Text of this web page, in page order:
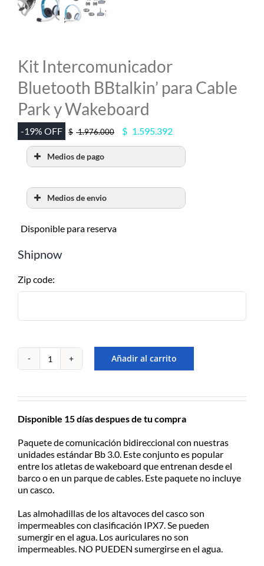
MI CUENTA
SEARCH
Kit Intercomunicador
Bluetooth BBtalkin’ para Cable
Park y Wakeboard
-19% OFF $ 1.976.000
El
era:
$ 1.595.392El
actual
es:
Medios de pago
Medios de envio
RETIRO POR SHOW
ROOM
Retiralo en nuestro Show Room en
– de Lu/Vier de 9-17hs
EN EL DÍA – MOTO
CABA/GBA consultar costos
recargo día de lluvia, Previo
Whatsapp.
ENVÍOS A TODO EL PAÍS
Consultá el costo con tu código
Despachamos dentro de las 24hs
de realizada la compra. Recibilo de
2 a 5 días.
Disponible para reserva
Shipnow
Zip code:
Kit
BBtalkin'
Cable
y
Wakeboard
cantidad
Añadir al carrito
Disponible 15 días despues de tu compra
Paquete de comunicación bidireccional con nuestras
unidades estándar Bb 3.0. Este conjunto es popular
entre los atletas de wakeboard que entrenan desde el
barco o en un parque de cables. Este paquete no incluye
un casco.
Las almohadillas de los altavoces del casco son
impermeables con clasificación IPX7. Se pueden
sumergir en el agua. Los auriculares no son
impermeables. NO PUEDEN sumergirse en el agua.